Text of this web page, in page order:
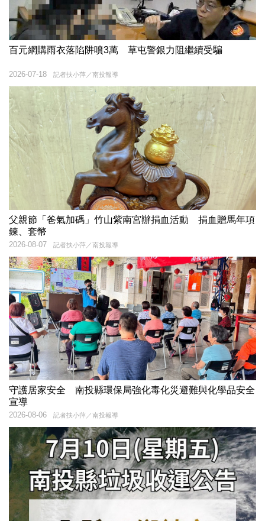
百元網購雨衣落陷阱噴3萬 草屯警銀力阻繼續受騙
記者扶小萍／南投報導
2026-07-18
父親節「爸氣加碼」竹山紫南宮辦捐血活動 捐血贈馬年項
鍊、套幣
記者扶小萍／南投報導
2026-08-07
守護居家安全 南投縣環保局強化毒化災避難與化學品安全
宣導
記者扶小萍／南投報導
2026-08-06